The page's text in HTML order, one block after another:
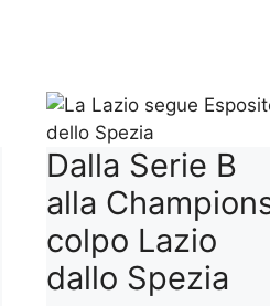
Dalla Serie B
alla
colpo Lazio
dallo Spezia